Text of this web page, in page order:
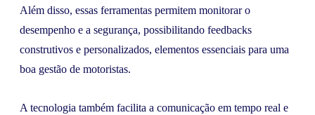
Além disso, essas ferramentas permitem monitorar o
desempenho e a segurança, possibilitando feedbacks
construtivos e personalizados, elementos essenciais para uma
boa gestão de motoristas.
A tecnologia também facilita a comunicação em tempo real e